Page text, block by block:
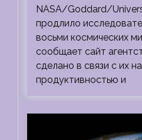
NASA/Goddard/
продлило
восьми космических
сообщает сайт
сделано в связи с их
продуктивностью и